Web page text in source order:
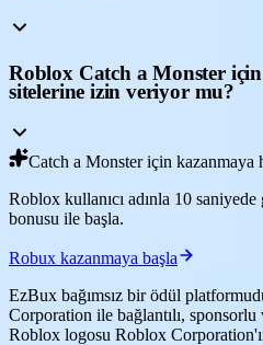
Roblox Catch a Monster
sitelerine izin veriyor mu?
Catch a Monster için kazanmaya
Roblox kullanıcı adınla 10
bonusu ile başla.
Robux kazanmaya başla
EzBux bağımsız bir ödül
Corporation ile bağlantılı,
Roblox logosu Roblox